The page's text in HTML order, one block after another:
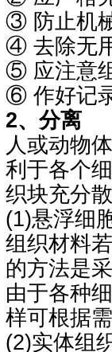
③ 防止机
④ 去除无
⑤ 应注意
⑥ 作好记
2、分离
人或动物
利于各个
织块充分
(1)悬浮细
组织材料
的方法是
由于各种
样可根据
(2)实体组